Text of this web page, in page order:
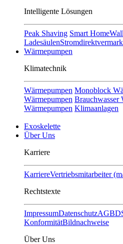
Intelligente Lösungen
Peak Shaving Smart Home
Ladesäulen
Wärmepumpen
Klimatechnik
Wärmepumpen Monoblock
Wärmepumpen Brauchwasser
Wärmepumpen Klimaanlagen
Exoskelette
Über Uns
Karriere
KarriereVertriebsmitarbeiter
Rechtstexte
ImpressumDatenschutzAGB
KonformitätBildnachweise
Über Uns